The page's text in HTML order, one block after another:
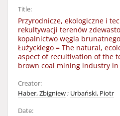
Title:
Przyrodnicze, ekologiczne i
rekultywacji terenów
kopalnictwo węgla
Łużyckiego = The natural,
aspect of recultivation of the
brown coal mining industry in
Creator:
Haber, Zbigniew; Urbański, Piotr
Date: